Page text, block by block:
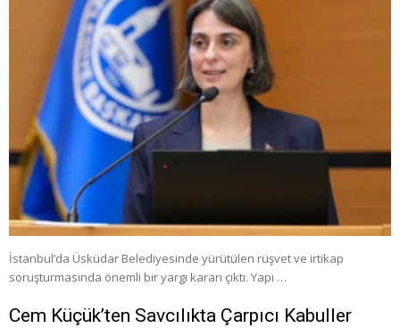
İstanbul’da Üsküdar Belediyesinde yürütülen rüşvet ve irtikap
soruşturmasında önemli bir yargı kararı çıktı. Yapı …
Cem Küçük’ten Savcılıkta Çarpıcı Kabuller